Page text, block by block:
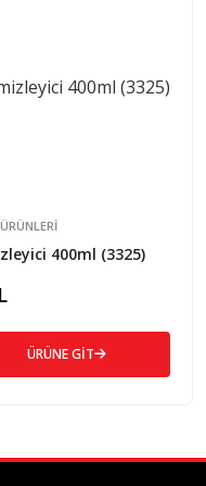
400ml (3325)
ÜRÜNE GİT